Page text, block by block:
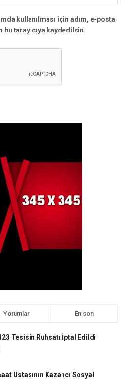
kullanılması için adım, e-posta
tarayıcıya kaydedilsin.
Yorumlar En son
Tesisin Ruhsatı İptal Edildi
Ustasının Kazancı Sosyal